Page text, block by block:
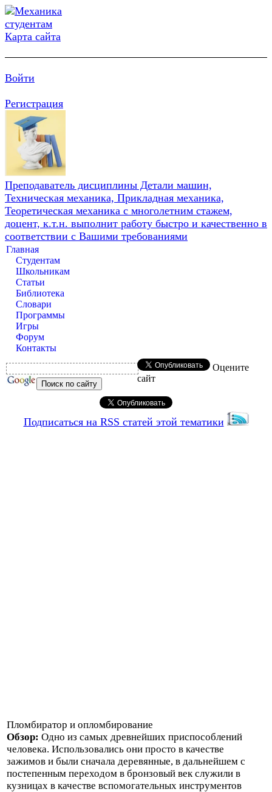
Карта сайта
Войти
Регистрация
Преподаватель дисциплины Детали машин,
Техническая механика, Прикладная механика,
Теоретическая механика с многолетним стажем,
доцент, к.т.н. выполнит работу быстро и качественно в
соответствии с Вашими требованиями
Главная
Студентам
Школьникам
Статьи
Библиотека
Словари
Программы
Игры
Форум
Контакты
Оцените
сайт
Подписаться на RSS статей этой тематики
Пломбиратор и опломбирование
Обзор: Одно из самых древнейших приспособлений
человека. Использовались они просто в качестве
зажимов и были сначала деревянные, в дальнейшем с
постепенным переходом в бронзовый век служили в
кузницах в качестве вспомогательных инструментов